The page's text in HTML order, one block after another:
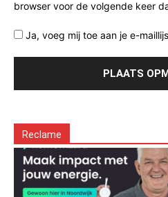
browser voor de volgende keer
Ja, voeg mij toe aan je e-
Reclame